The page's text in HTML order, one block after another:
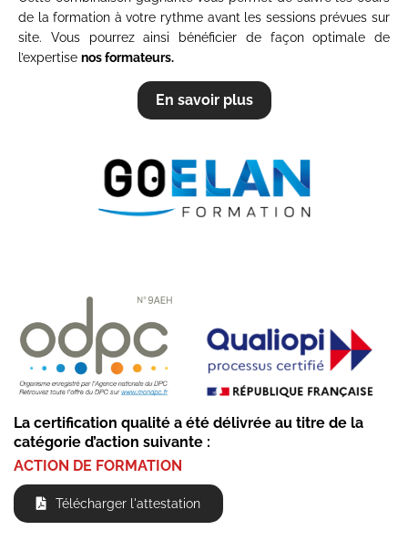
de la formation à votre rythme avant les sessions prévues sur
site. Vous pourrez ainsi bénéficier de façon optimale de
l’expertise nos formateurs.
En savoir plus
La certification qualité a été délivrée au titre de la
catégorie d’action suivante :
ACTION DE FORMATION
Télécharger l'attestation